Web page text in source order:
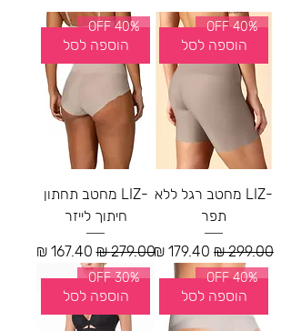
הוספה לסל
40% OFF
-LIZ מחטב רגל ללא
תפר
מחיר רגיל מחיר מבצע
הוספה לסל
40% OFF
-LIZ מחטב תחתון
חיתוך לייזר
מחיר רגיל‏279.00 ‏₪ מחיר מבצע
הוספה לסל
40% OFF
הוספה לסל
30% OFF